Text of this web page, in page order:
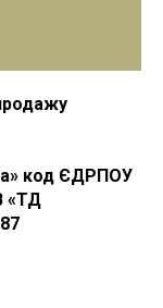
код ЄДРПОУ
«ТД